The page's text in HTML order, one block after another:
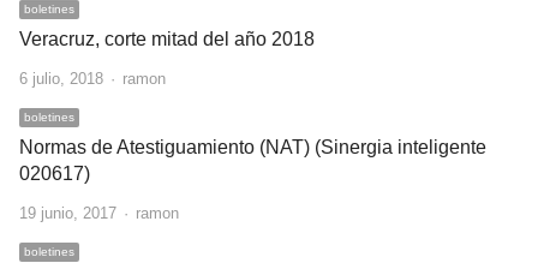
boletines
Veracruz, corte mitad del año 2018
6 julio, 2018 Author
ramon
boletines
Normas de Atestiguamiento (NAT) (Sinergia inteligente
020617)
19 junio, 2017 Author
ramon
boletines